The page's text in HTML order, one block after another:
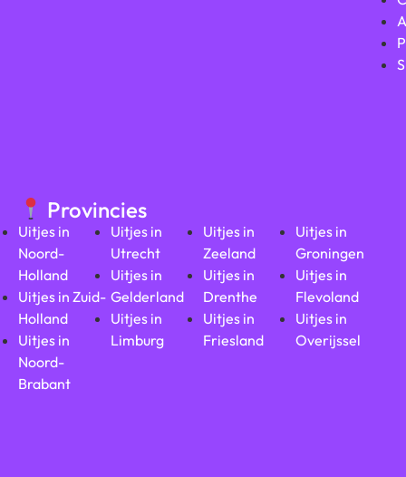
Provincies
Uitjes in
Noord-
Holland
Uitjes in Zuid-
Holland
Uitjes in
Noord-
Brabant
Uitjes in
Utrecht
Uitjes in
Gelderland
Uitjes in
Limburg
Uitjes in
Zeeland
Uitjes in
Drenthe
Uitjes in
Friesland
Uitjes in
Groningen
Uitjes in
Flevoland
Uitjes in
Overijssel